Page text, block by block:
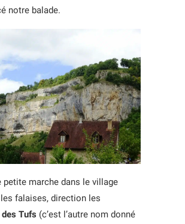
notre balade.
petite marche dans le village
falaises, direction les
Tufs (c’est l’autre nom donné